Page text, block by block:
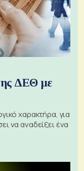
ΔΕΘ με
χαρακτήρα, για
να αναδείξει ένα